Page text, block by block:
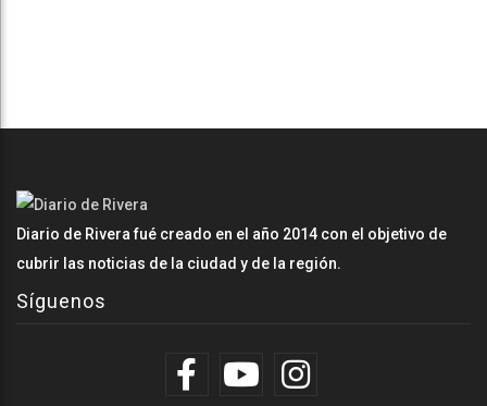
Diario de Rivera fué creado en el año 2014 con el objetivo de
cubrir las noticias de la ciudad y de la región.
Síguenos